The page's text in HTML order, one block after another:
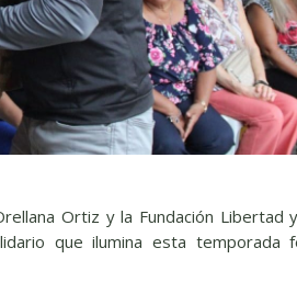
Ortiz y la Fundación Libertad
que ilumina esta temporada